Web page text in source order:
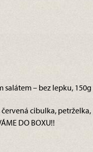
salátem – bez lepku, 150g
cibulka, petrželka,
DO BOXU!!